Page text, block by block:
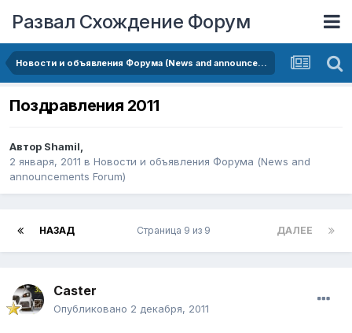
Развал Схождение Форум
Новости и объявления Форума (News and announcements Forum)
Поздравления 2011
Автор Shamil,
2 января, 2011 в Новости и объявления Форума (News and
announcements Forum)
НАЗАД ДАЛЕЕ
Страница 9 из 9
Caster
Опубликовано 2 декабря, 2011